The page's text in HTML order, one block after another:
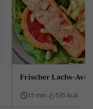
Frischer Lachs-
15 min. 535 kcal